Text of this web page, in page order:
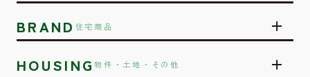
BRAND 住宅商品
HOUSING物件・土地・その他